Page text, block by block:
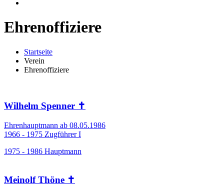
Ehrenoffiziere
Startseite
Verein
Ehrenoffiziere
Wilhelm Spenner ✝
Ehrenhauptmann ab 08.05.1986
1966 - 1975 Zugführer I
1975 - 1986 Hauptmann
Meinolf Thöne ✝